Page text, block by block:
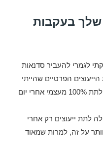
בעקבות
לגמרי להעביר סדנאות
הפרטיים שהייתי
עושה. מאוד קשה לי להיות בפוקוס ולתת 100% מעצמי אחרי יום
לתת ייעוצים רק אחרי
לוותר על זה, למרות שמאוד